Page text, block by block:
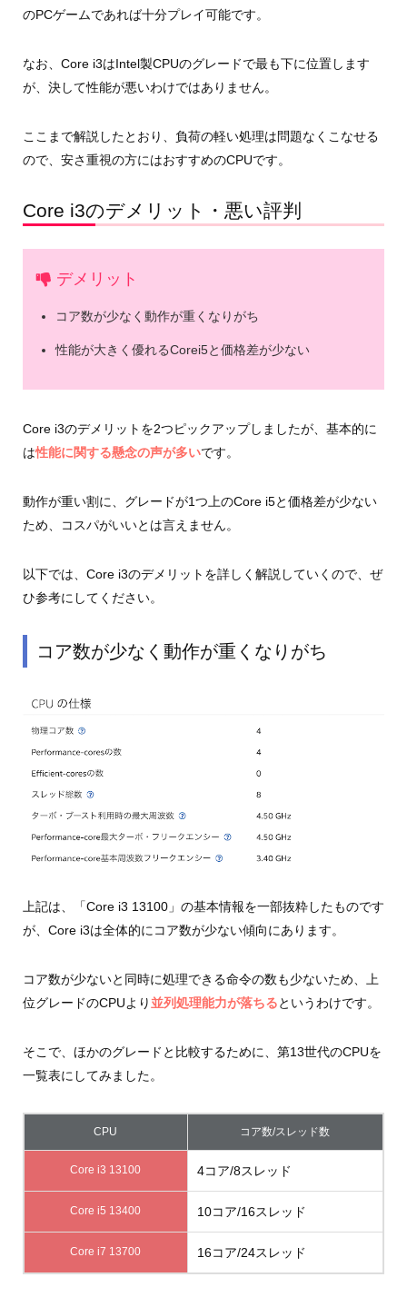
のPCゲームであれば十分プレイ可能です。
なお、Core i3はIntel製CPUのグレードで最も下に位置します
が、決して性能が悪いわけではありません。
ここまで解説したとおり、負荷の軽い処理は問題なくこなせる
ので、安さ重視の方にはおすすめのCPUです。
Core i3のデメリット・悪い評判
デメリット
コア数が少なく動作が重くなりがち
性能が大きく優れるCorei5と価格差が少ない
Core i3のデメリットを2つピックアップしましたが、基本的に
は性能に関する懸念の声が多いです。
動作が重い割に、グレードが1つ上のCore i5と価格差が少ない
ため、コスパがいいとは言えません。
以下では、Core i3のデメリットを詳しく解説していくので、ぜ
ひ参考にしてください。
コア数が少なく動作が重くなりがち
上記は、「Core i3 13100」の基本情報を一部抜粋したものです
が、Core i3は全体的にコア数が少ない傾向にあります。
コア数が少ないと同時に処理できる命令の数も少ないため、上
位グレードのCPUより並列処理能力が落ちるというわけです。
そこで、ほかのグレードと比較するために、第13世代のCPUを
一覧表にしてみました。
CPU コア数/スレッド数
Core i3 13100 4コア/8スレッド
Core i5 13400 10コア/16スレッド
Core i7 13700 16コア/24スレッド